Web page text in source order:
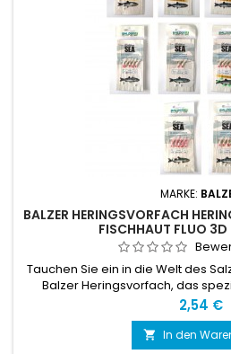
MARKE:
BALZER HERINGSVORFACH
FISCHHAUT FLUO 3D
Tauchen Sie ein in die Welt des
Balzer Heringsvorfach, das
HeringenPreis
2,54 €
 In den